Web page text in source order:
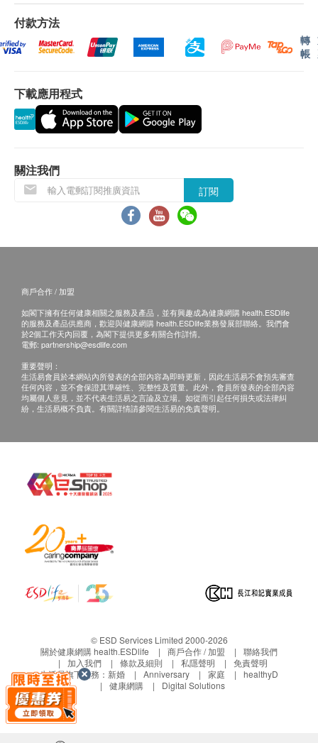
山楂粉: 幫助消化，減少脂肪堆積
荷葉粉: 大量纖維促使腸胃蠕動，幫助消化，排毒順暢
食用鹽、山梨酸鉀、苯甲酸鈉、甜蜜素）、葡萄糖、
桑葉粉、橘皮粉、抹茶粉、山楂粉、荷葉粉、低聚木
糖、綜合果蔬酵素液
最合適服用“纖梅物語”的人
便秘問題 / 肚腩肥胖 / 經常肚脹 / 皮膚長痘 / 飲食不定
使用方法
強效果
建議喝大量清水加強效果
加強效果：每日2次，請於午和晚餐後各食用一
粒，建議喝大量清水加強效果
*食用後宜多喝水 *首次服用的時候，由於宿便長期
在腸壁上，排毒時候有部分人仕會有輕微肚子痛感
覺，屬於正常現象。
一盒10粒，每粒獨立包裝
1)避免給兒童接觸。
2)每包均以真空形式包裝，建議開封後即時進食，冷
藏後口感更佳。
3)梅子內有核，請勿吞服，以免鯁塞。
4)此產品屬於天然食品，個別顏色、形狀及味道或會
5)兒童、孕婦及長期病患者不宜食用，若有疑問請於
食用前咨詢醫生意見。
6)避免置於高溫潮濕及日光直射處。
儲存期限
二年
付款方法
轉
帳
下載應用程式
關注我們
訂閱
商戶合作 / 加盟
如閣下擁有任何健康相關之服務及產品，並有興趣成為健康網購 health.ESDlife
的服務及產品供應商，歡迎與健康網購 health.ESDlife業務發展部聯絡。我們會
於2個工作天內回覆，為閣下提供更多有關合作詳情。
電郵: partnership@esdlife.com
重要聲明：
生活易會員於本網站內所發表的全部內容為即時更新，因此生活易不會預先審查
任何內容，並不會保證其準確性、完整性及質量。此外，會員所發表的全部內容
均屬個人意見，並不代表生活易之言論及立場。如從而引起任何損失或法律糾
紛，生活易概不負責。有關詳情請參閱生活易的免責聲明。
© ESD Services Limited 2000-2026
關於健康網購 health.ESDlife
商戶合作 / 加盟
聯絡我們
加入我們
條款及細則 私隱聲明
免責聲明
生活易旗下業務： 新婚 Anniversary 家庭
healthyD
健康網購
Digital Solutions